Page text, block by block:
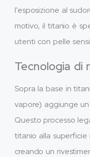
l'esposizione al
motivo, il titanio è
utenti con pelle
Tecnologia di
Sopra la base in
vapore) aggiunge
Questo processo
titanio alla
creando un